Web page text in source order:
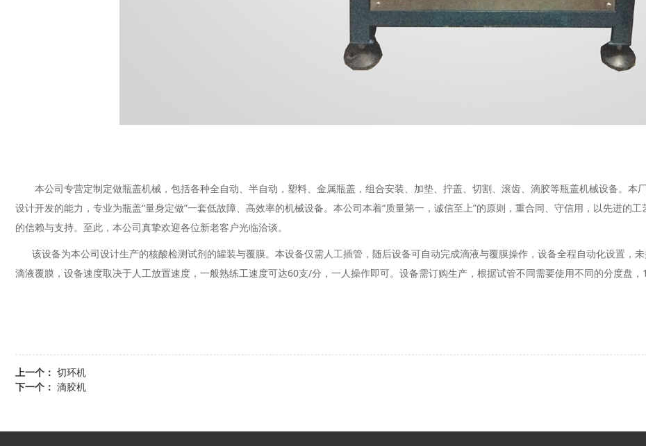
本公司专营定制定做瓶盖机械，包括各种全自动、半自动，塑料、金属瓶盖，组合安装、加垫、拧盖、切割、滚齿、滴胶等瓶盖机械设备。本
设计开发的能力，专业为瓶盖“量身定做”一套低故障、高效率的机械设备。本公司本着“质量第一，诚信至上”的原则，重合同、守信用，以先进的
的信赖与支持。至此，本公司真挚欢迎各位新老客户光临洽谈。
该设备为本公司设计生产的核酸检测试剂的罐装与覆膜。本设备仅需人工插管，随后设备可自动完成滴液与覆膜操作，设备全程自动化设置，
滴液覆膜，设备速度取决于人工放置速度，一般熟练工速度可达60支/分，一人操作即可。设备需订购生产，根据试管不同需要使用不同的分度盘，
上一个： 切环机
下一个： 滴胶机